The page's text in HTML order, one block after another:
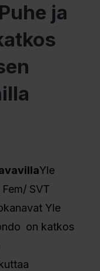
ja
Yle
SVT
Yle
on katkos